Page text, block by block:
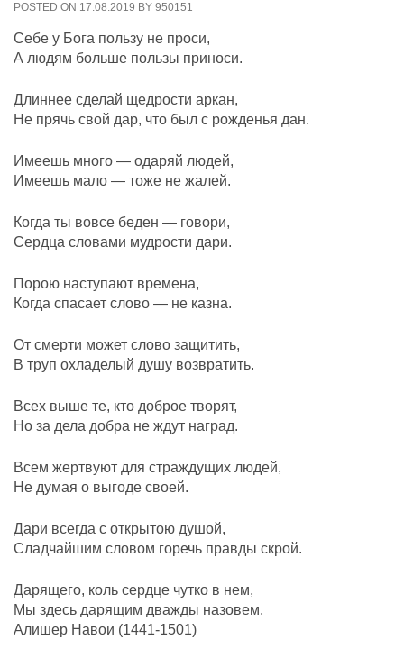
POSTED ON 17.08.2019 BY 950151
Себе у Бога пользу не проси,
А людям больше пользы приноси.
Длиннее сделай щедрости аркан,
Не прячь свой дар, что был с рожденья дан.
Имеешь много — одаряй людей,
Имеешь мало — тоже не жалей.
Когда ты вовсе беден — говори,
Сердца словами мудрости дари.
Порою наступают времена,
Когда спасает слово — не казна.
От смерти может слово защитить,
В труп охладелый душу возвратить.
Всех выше те, кто доброе творят,
Но за дела добра не ждут наград.
Всем жертвуют для страждущих людей,
Не думая о выгоде своей.
Дари всегда с открытою душой,
Сладчайшим словом горечь правды скрой.
Дарящего, коль сердце чутко в нем,
Мы здесь дарящим дважды назовем.
Алишер Навои (1441-1501)